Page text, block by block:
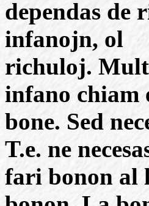
dependas de
infanojn, ol
richuloj.
infano chiam
bone. Sed
T.e. ne
fari bonon al